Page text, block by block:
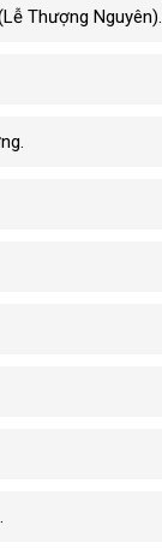
Thượng Nguyên).